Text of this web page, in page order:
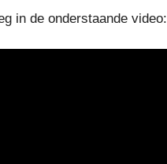
in de onderstaande video: